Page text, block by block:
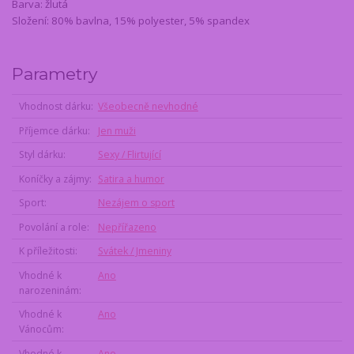
Barva: žlutá
Složení: 80% bavlna, 15% polyester, 5% spandex
Parametry
Vhodnost dárku Všeobecně nevhodné
Příjemce dárku
Jen muži
Styl dárku
Sexy / Flirtující
Koníčky a zájmy
Satira a humor
Sport
Nezájem o sport
Povolání a role
Nepřířazeno
K příležitosti
Svátek / Jmeniny
Vhodné k
narozeninám
Ano
Vhodné k
Vánocům
Ano